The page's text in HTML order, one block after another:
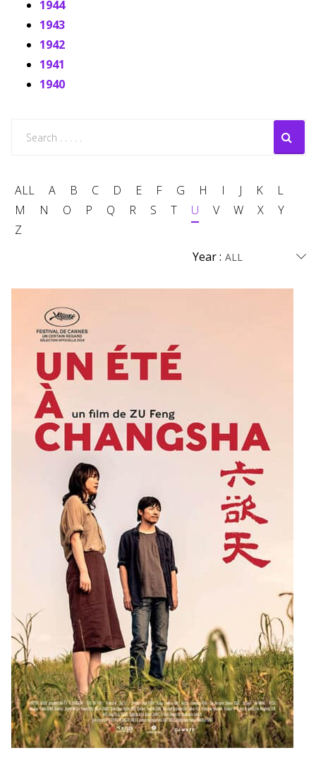
1944
1943
1942
1941
1940
ALL A B C D E F G H I J K
L
M
N O P Q R S T U V W X
Y
Z
Year :